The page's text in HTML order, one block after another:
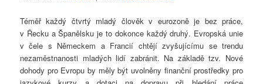
Téměř každý čtvrtý mladý člověk v eurozoně je bez práce,
v Řecku a Španělsku je to dokonce každý druhý. Evropská unie
v čele s Německem a Francií chtějí zvyšujícímu se trendu
nezaměstnanosti mladých lidí zabránit. Na základě tzv. Nové
dohody pro Evropu by měly být uvolněny finanční prostředky pro